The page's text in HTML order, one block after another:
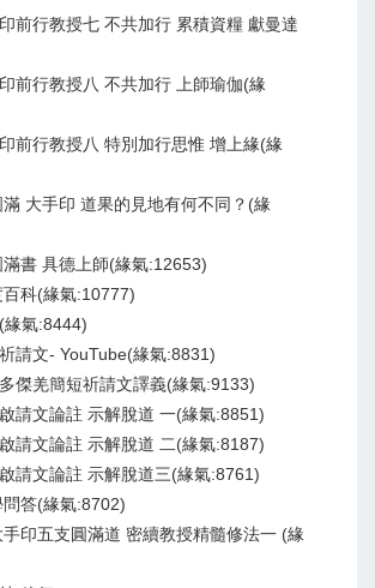
前行教授七 不共加行 累積資糧 獻曼達
前行教授八 不共加行 上師瑜伽(緣
前行教授八 特別加行思惟 增上緣(緣
大手印 道果的見地有何不同？(緣
書 具德上師(緣氣:12653)
科(緣氣:10777)
氣:8444)
請文- YouTube(緣氣:8831)
傑羌簡短祈請文譯義(緣氣:9133)
請文論註 示解脫道 一(緣氣:8851)
請文論註 示解脫道 二(緣氣:8187)
請文論註 示解脫道三(緣氣:8761)
答(緣氣:8702)
印五支圓滿道 密續教授精髓修法一 (緣